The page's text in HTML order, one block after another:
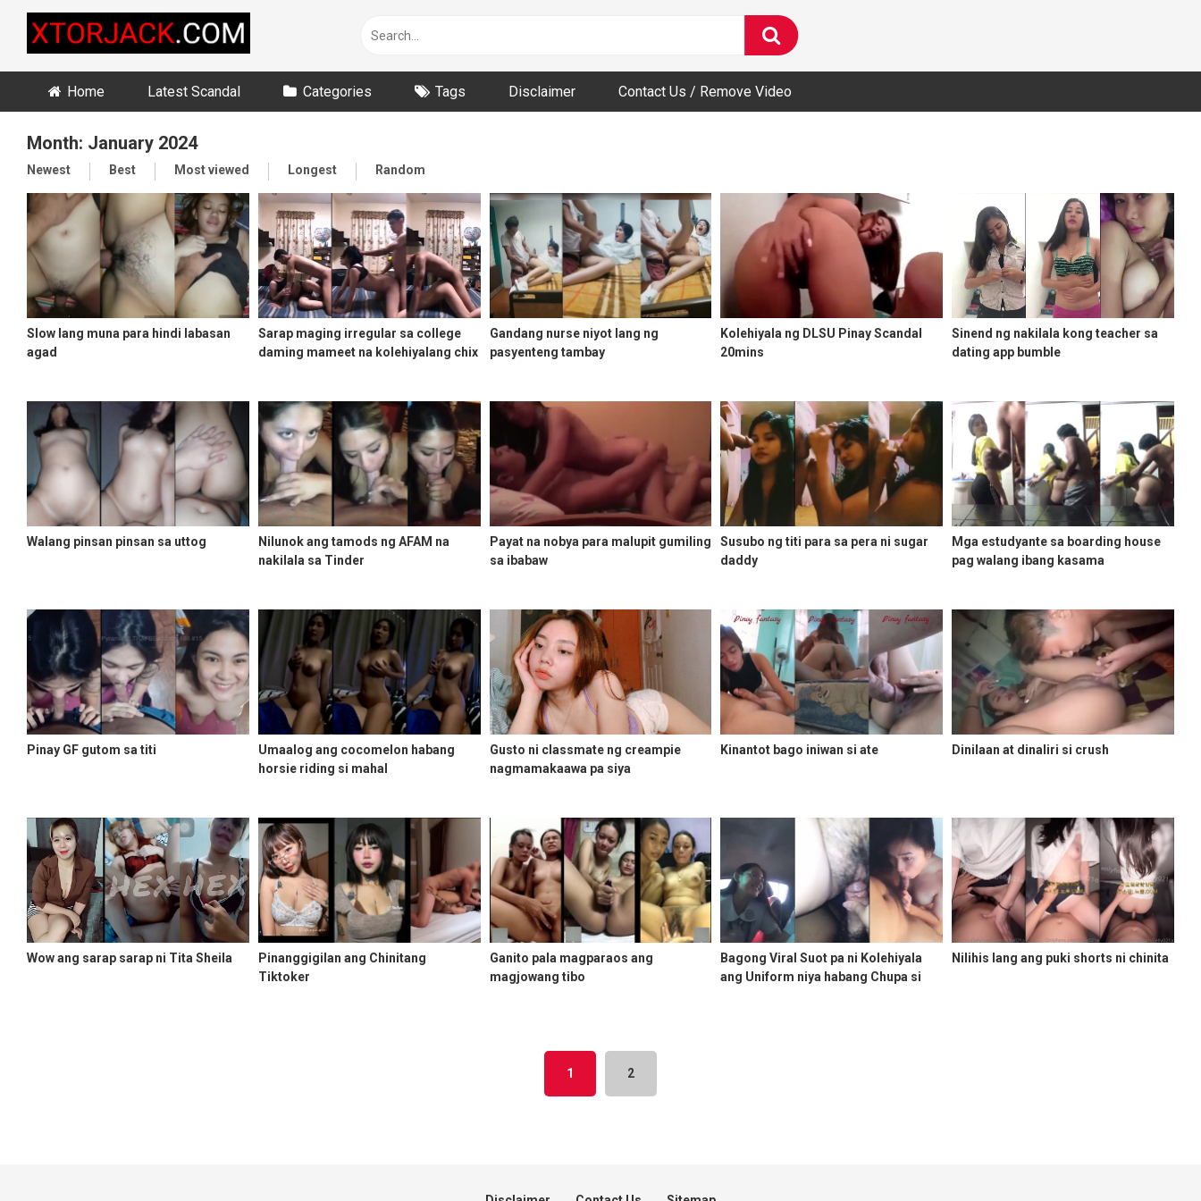
content
Home Latest Scandal Categories Tags Disclaimer Contact Us / Remove Video
Month: January 2024
Newest Best Most viewed Longest Random
Slow lang muna para hindi labasan
agad
Sarap maging irregular sa college
daming mameet na kolehiyalang chix
Gandang nurse niyot lang ng
pasyenteng tambay
Kolehiyala ng DLSU Pinay Scandal
20mins
Sinend ng nakilala kong teacher sa
dating app bumble
Walang pinsan pinsan sa uttog
Nilunok ang tamods ng AFAM na
nakilala sa Tinder
Payat na nobya para malupit gumiling
sa ibabaw
Susubo ng titi para sa pera ni sugar
daddy
Mga estudyante sa boarding house
pag walang ibang kasama
Pinay GF gutom sa titi
Umaalog ang cocomelon habang
horsie riding si mahal
Gusto ni classmate ng creampie
nagmamakaawa pa siya
Kinantot bago iniwan si ate Dinilaan at dinaliri si crush
Wow ang sarap sarap ni Tita Sheila
Pinanggigilan ang Chinitang
Tiktoker
Ganito pala magparaos ang
magjowang tibo
Bagong Viral Suot pa ni Kolehiyala
ang Uniform niya habang Chupa si
Nilihis lang ang puki shorts ni chinita
1 2